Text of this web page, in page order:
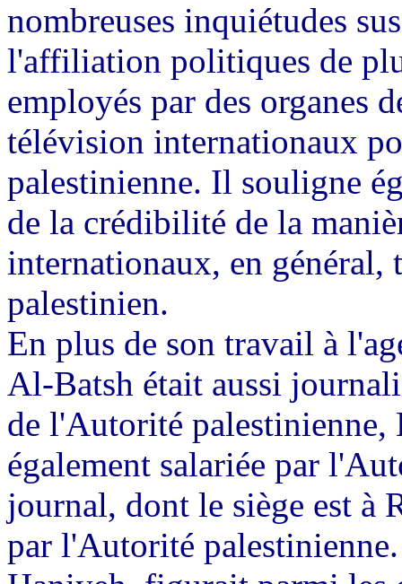
nombreuses inquiétudes
l'affiliation politiques de
employés par des organes
télévision internationaux
palestinienne. Il souligne
de la crédibilité de la
internationaux, en
palestinien.
En plus de son travail à
Al-Batsh était aussi
de l'Autorité palestinienne,
également salariée par
journal, dont le siège est à
par l'Autorité